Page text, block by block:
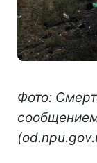
Фото: